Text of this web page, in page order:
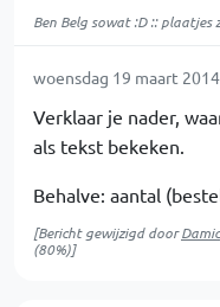
Ben Belg sowat :D :: plaatjes
woensdag 19 maart
Verklaar je nader,
als tekst bekeken.
Behalve: aantal
[Bericht gewijzigd doorDamic
(80%)]